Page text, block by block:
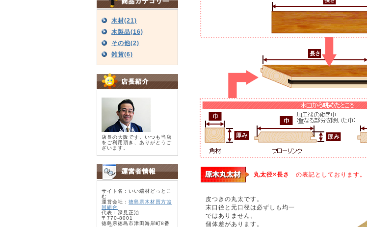
木材(21)
木製品(16)
その他(2)
雑貨(6)
店長の大阪です。いつも当店
をご利用頂き、ありがとうご
ざいます。
サイト名：いい端材どっとこ
む
運営会社： 徳島県木材買方協
同組合
代表：深見正治
〒770-8001
徳島県徳島市津田海岸町8番
丸太径×長さ の表記としております。
皮つきの丸太です。
末口径と元口径は必ずしも均一
ではありません。
個体差があります。